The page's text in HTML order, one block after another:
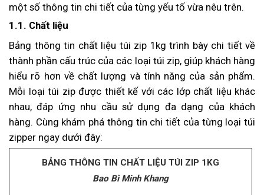
một số thông tin chi tiết của từng yếu tố vừa nêu trên.
1.1. Chất liệu
Bảng thông tin chất liệu túi zip 1kg trình bày chi tiết về
thành phần cấu trúc của các loại túi zip, giúp khách hàng
hiểu rõ hơn về chất lượng và tính năng của sản phẩm.
Mỗi loại túi zip được thiết kế với các lớp chất liệu khác
nhau, đáp ứng nhu cầu sử dụng đa dạng của khách
hàng. Cùng khám phá thông tin chi tiết của từng loại túi
zipper ngay dưới đây:
BẢNG THÔNG TIN CHẤT LIỆU TÚI ZIP 1KG
Bao Bì Minh Khang